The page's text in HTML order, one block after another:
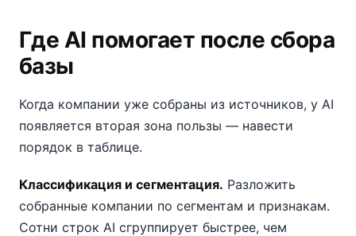
Где AI помогает после сбора
базы
Когда компании уже собраны из источников, у AI
появляется вторая зона пользы — навести
порядок в таблице.
Классификация и сегментация. Разложить
собранные компании по сегментам и признакам.
Сотни строк AI сгруппирует быстрее, чем